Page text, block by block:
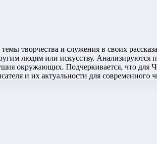
творчества и служения в своих
людям или искусству.
окружающих. Подчеркивается, что для
и их актуальности для современного